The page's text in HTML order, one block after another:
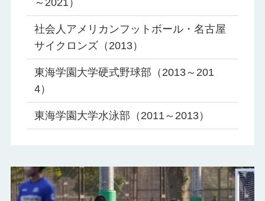
～2021）
社会人アメリカンフットボール・名古屋
サイクロンズ（2013）
東海学園大学硬式野球部（2013～201
4）
東海学園大学水泳部（2011～2013）